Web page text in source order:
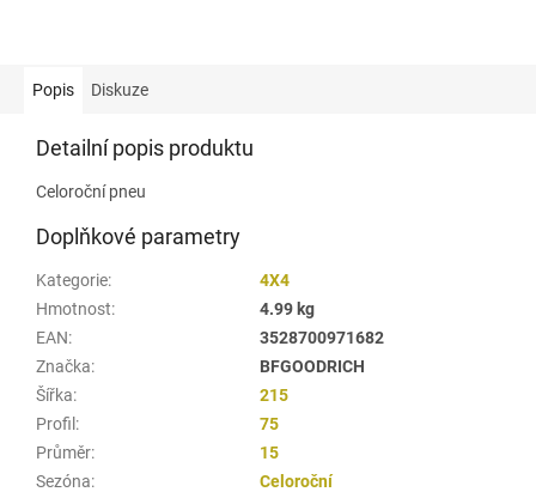
Popis Diskuze
Detailní popis produktu
Celoroční pneu
Doplňkové parametry
Kategorie:
4X4
Hmotnost:
4.99 kg
EAN:
3528700971682
Značka:
BFGOODRICH
Šířka:
215
Profil :
75
Průměr:
15
Sezóna:
Celoroční